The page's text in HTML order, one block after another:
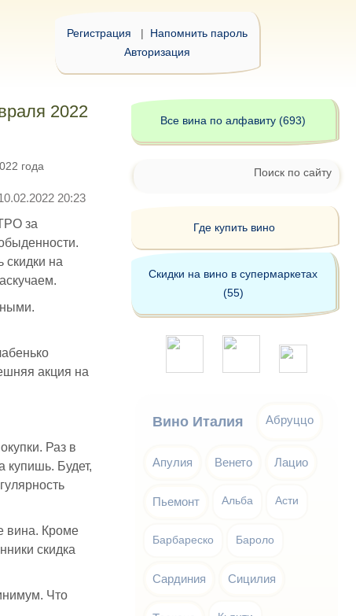
Регистрация | Напомнить пароль
Авторизация
2022
года
20:23
за
на
акция на
Раз в
купишь. Будет,
вина. Кроме
скидка
Что
Все вина по алфавиту (693)
Поиск по сайту
Где купить вино
Скидки на вино в супермаркетах
(55)
Вино Италия Абруццо
Апулия Венето Лацио
Пьемонт Альба Асти
Барбареско Бароло
Сардиния Сицилия